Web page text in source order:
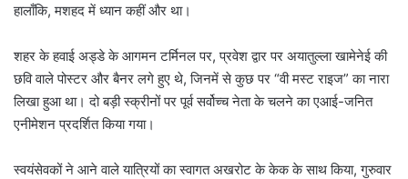
हालाँकि, मशहद में ध्यान कहीं और था।
शहर के हवाई अड्डे के आगमन टर्मिनल पर, प्रवेश द्वार पर अयातुल्ला खामेनेई की
छवि वाले पोस्टर और बैनर लगे हुए थे, जिनमें से कुछ पर “वी मस्ट राइज” का नारा
लिखा हुआ था। दो बड़ी स्क्रीनों पर पूर्व सर्वोच्च नेता के चलने का एआई-जनित
एनीमेशन प्रदर्शित किया गया।
स्वयंसेवकों ने आने वाले यात्रियों का स्वागत अखरोट के केक के साथ किया, गुरुवार